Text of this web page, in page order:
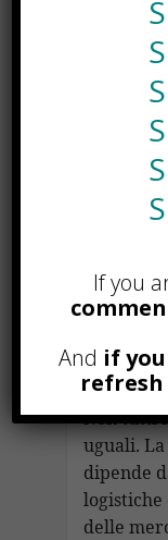
trattati in
quelli
verso
gestione
i
per
Non tutti
uguali.
dipende
logistiche
delle
If you
And if